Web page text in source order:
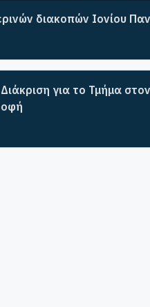
διακοπών Ιονίου
για το Τμήμα